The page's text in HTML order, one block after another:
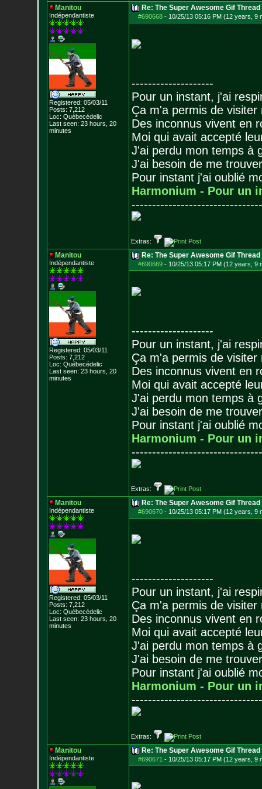
Manitou
Indépendantiste
Registered: 05/03/11
Posts: 7,212
Loc: Québecédelic
Last seen: 23 hours, 20
minutes
Re: The Super Awesome Gif Thread
#690668- 10/25/13 05:16 PM (12 years, 9
--------------------
Pour un instant, j'ai
Ça m'a permis de visiter
Des inconnus vivent en
Moi qui avait accepté
J'ai perdu mon temps à
J'ai besoin de me
Pour instant j'ai oublié
Harmonium - Pour un
--------------------------------
Extras:
Manitou
Indépendantiste
Registered: 05/03/11
Posts: 7,212
Loc: Québecédelic
Last seen: 23 hours, 20
minutes
Re: The Super Awesome Gif Thread
#690669- 10/25/13 05:17 PM (12 years, 9
--------------------
Pour un instant, j'ai
Ça m'a permis de visiter
Des inconnus vivent en
Moi qui avait accepté
J'ai perdu mon temps à
J'ai besoin de me
Pour instant j'ai oublié
Harmonium - Pour un
--------------------------------
Extras:
Manitou
Indépendantiste
Registered: 05/03/11
Posts: 7,212
Loc: Québecédelic
Last seen: 23 hours, 20
minutes
Re: The Super Awesome Gif Thread
#690670- 10/25/13 05:17 PM (12 years, 9
--------------------
Pour un instant, j'ai
Ça m'a permis de visiter
Des inconnus vivent en
Moi qui avait accepté
J'ai perdu mon temps à
J'ai besoin de me
Pour instant j'ai oublié
Harmonium - Pour un
--------------------------------
Extras:
Manitou
Indépendantiste
Re: The Super Awesome Gif Thread
#690671 - 10/25/13 05:17 PM (12 years, 9